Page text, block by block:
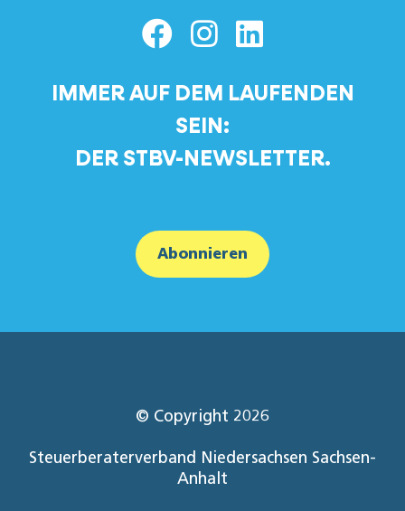
IMMER AUF DEM LAUFENDEN
SEIN:
DER STBV-NEWSLETTER.
Abonnieren
© Copyright 2026
Steuerberaterverband Niedersachsen Sachsen-
Anhalt